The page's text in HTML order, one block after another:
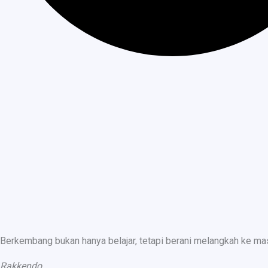
Berkembang bukan hanya belajar, tetapi berani melangkah ke